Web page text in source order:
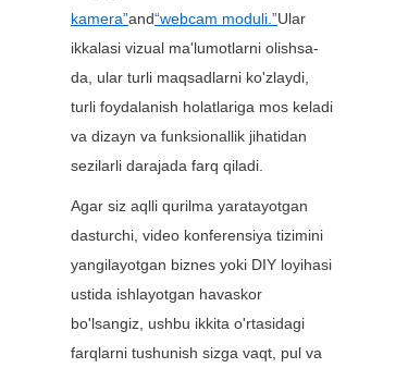
kamera”and“webcam moduli.”Ular
ikkalasi vizual ma'lumotlarni olishsa-
da, ular turli maqsadlarni ko'zlaydi,
turli foydalanish holatlariga mos keladi
va dizayn va funksionallik jihatidan
sezilarli darajada farq qiladi.
Agar siz aqlli qurilma yaratayotgan
dasturchi, video konferensiya tizimini
yangilayotgan biznes yoki DIY loyihasi
ustida ishlayotgan havaskor
bo'lsangiz, ushbu ikkita o'rtasidagi
farqlarni tushunish sizga vaqt, pul va